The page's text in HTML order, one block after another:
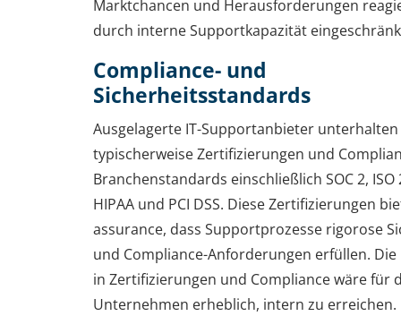
Marktchancen und Herausforderungen
durch interne Supportkapazität
Compliance- und
Sicherheitsstandards
Ausgelagerte IT-Supportanbieter unterhalten
typischerweise Zertifizierungen und
Branchenstandards einschließlich SOC 2, ISO
HIPAA und PCI DSS. Diese Zertifizierungen
assurance, dass Supportprozesse rigorose
und Compliance-Anforderungen erfüllen.
in Zertifizierungen und Compliance wäre für
Unternehmen erheblich, intern zu erreichen.